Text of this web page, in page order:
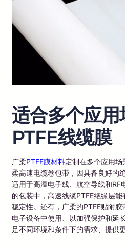
适合多个应用
PTFE线缆膜
广柔PTFE膜材料定制在多个应用
柔高速电缆卷包带，因具备良好的
适用于高温电子线、航空导线和RF
的包装中，高速线缆PTFE绝缘层
稳定性。还有，广柔的PTFE贴附
电子设备中使用、以加强保护和延
足不同环境和条件下的需求、提供